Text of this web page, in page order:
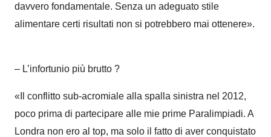
davvero fondamentale. Senza un adeguato stile
alimentare certi risultati non si potrebbero mai ottenere».
– L’infortunio più brutto ?
«I
l conflitto sub-acromiale alla spalla sinistra nel 2012,
poco prima di partecipare alle mie prime Paralimpiadi. A
Londra non ero al top, ma solo il fatto di aver conquistato